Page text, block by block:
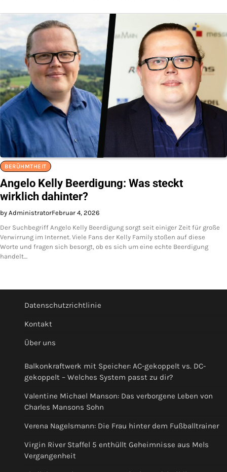
BERÜHMTHEIT
Angelo Kelly Beerdigung: Was steckt
wirklich dahinter?
by AdministratorFebruar 4, 2026
Der Suchbegriff Angelo Kelly Beerdigung sorgt seit einiger Zeit für große
Verwirrung im Internet. Viele Fans der Kelly Family stoßen auf diese
Worte und fragen sich besorgt, ob es sich um eine echte Beerdigung
handelt…
Datenschutzrichtlinie
Kontakt
Über uns
Balkonkraftwerk mit Speicher: AC-gekoppelt vs. DC-
gekoppelt – Welches System passt zu dir?
Valentine Michael Manson: Das verborgene Leben von
Charles Mansons Sohn
Verena Nagelsmann: Die Frau hinter dem Fußballtrainer
Virgin River Staffel 5 enthüllt Geheimnisse aus Mels
Vergangenheit